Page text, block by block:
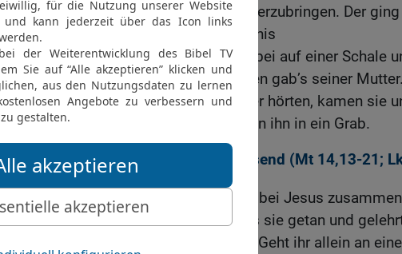
das Haupt des Johannes herzubringen. Der
enthauptete ihn im Gefängnis
28 und trug sein Haupt herbei auf einer Schale
Mädchen, und das Mädchen gab’s seiner Mutter.
29 Und da das seine Jünger hörten, kamen sie
seinen Leichnam und legten ihn in ein Grab.
Die Speisung der Fünftausend (Mt 14,13-21;
6,1-13)
Und die Apostel kamen bei Jesus
verkündeten ihm alles, was sie getan und
Und er sprach zu ihnen: Geht ihr allein an